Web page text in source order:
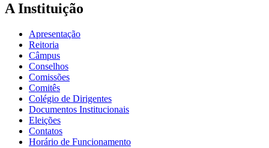
A Instituição
Apresentação
Reitoria
Câmpus
Conselhos
Comissões
Comitês
Colégio de Dirigentes
Documentos Institucionais
Eleições
Contatos
Horário de Funcionamento